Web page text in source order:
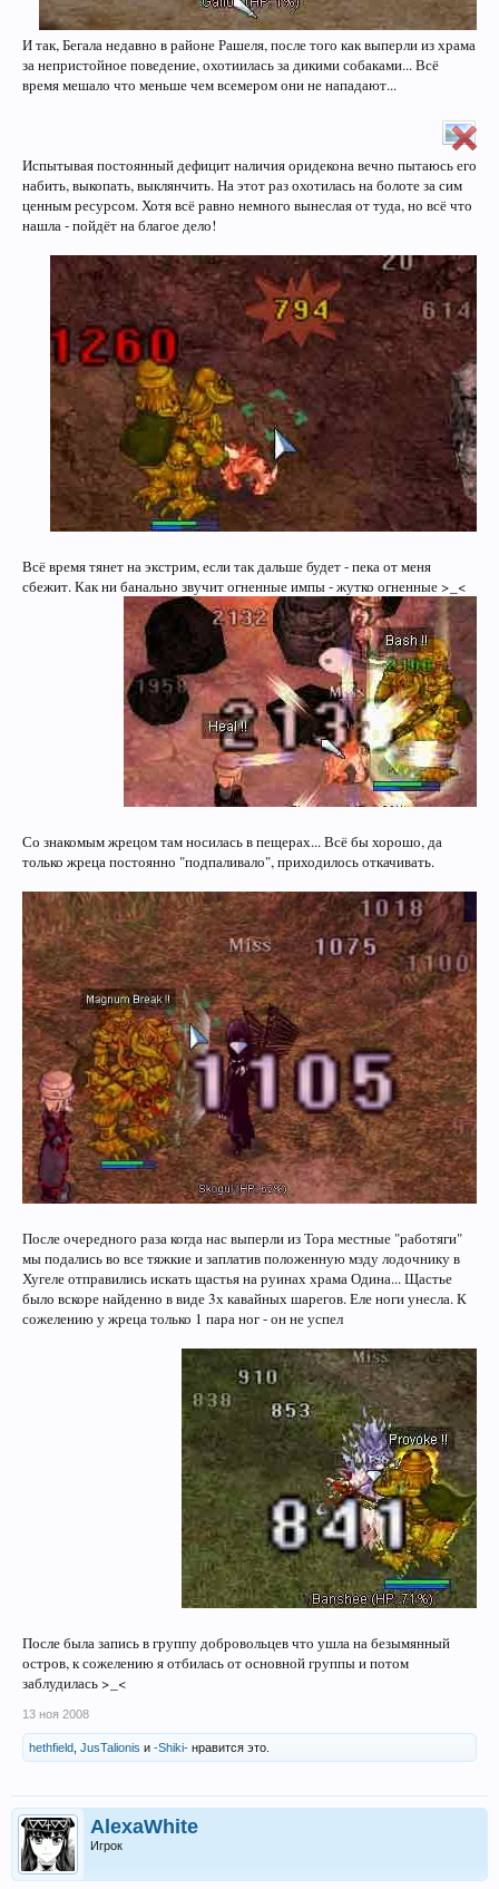
И так, Бегала недавно в районе Рашеля, после того как выперли из храма
за непристойное поведение, охотиилась за дикими собаками... Всё
время мешало что меньше чем всемером они не нападают...
Испытывая постоянный дефицит наличия оридекона вечно пытаюсь его
набить, выкопать, выклянчить. На этот раз охотилась на болоте за сим
ценным ресурсом. Хотя всё равно немного вынеслая от туда, но всё что
нашла - пойдёт на благое дело!
Всё время тянет на экстрим, если так дальше будет - пека от меня
сбежит. Как ни банально звучит огненные импы - жутко огненные >_<
Со знакомым жрецом там носилась в пещерах... Всё бы хорошо, да
только жреца постоянно "подпаливало", приходилось откачивать.
После очередного раза когда нас выперли из Тора местные "работяги"
мы подались во все тяжкие и заплатив положенную мзду лодочнику в
Хугеле отправились искать щастья на руинах храма Одина... Щастье
было вскоре найденно в виде 3х кавайных шарегов. Еле ноги унесла. К
сожелению у жреца только 1 пара ног - он не успел
После была запись в группу добровольцев что ушла на безымянный
остров, к сожелению я отбилась от основной группы и потом
заблудилась >_<
13 ноя 2008
hethfield JusTalionis и -Shiki- нравится это.
AlexaWhite
Игрок